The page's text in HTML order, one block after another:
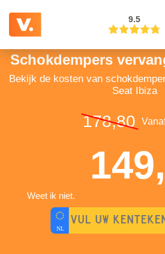
9.5
Schokdempers
Bekijk de kosten van
Seat Ibiza
178,80
Weet ik niet.